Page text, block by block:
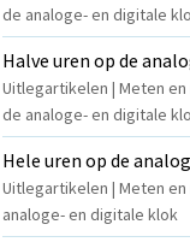
de analoge- en digitale
Halve uren op de
Uitlegartikelen | Meten
de analoge- en digitale
Hele uren op de
Uitlegartikelen | Meten
analoge- en digitale klok